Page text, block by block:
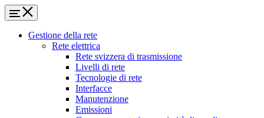
Gestione della rete
Rete elettrica
Rete svizzera di trasmissione
Livelli di rete
Tecnologie di rete
Interfacce
Manutenzione
Emissioni